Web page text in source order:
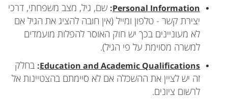
Personal Information
: שם, גיל, מצב משפחתי, דרכי
יצירת קשר - טלפון ומייל (אין חובה להציג את הגיל אם
לא מעוניינים בכך יש חוק האוסר להפלות מועמדים
למשרה מסוימת על פי הגיל).
Education and Academic Qualifications
: בחלק
זה יש לציין את ההשכלה אם לא סיימתם בהצטיינות אל
לרשום ציונים.